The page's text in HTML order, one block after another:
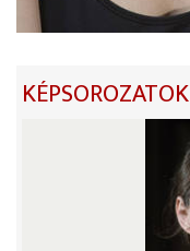
KÉPSOROZATOK